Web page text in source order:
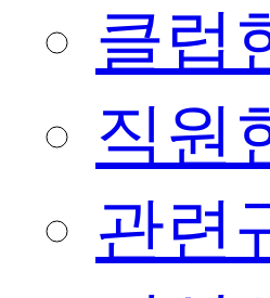
클럽
직원
관련